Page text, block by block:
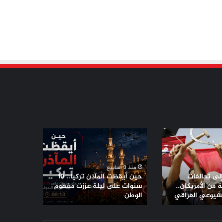
تحالفات
من الأمريكان..
العراقي
حين
أيقظت
المآذن
تركيا..
10
سنوات
على
ليلة
منذ 3 أسابيع
حين أيقظت المآذن تركيا.. 10
سنوات على ليلة عززت مفهوم
الوطن